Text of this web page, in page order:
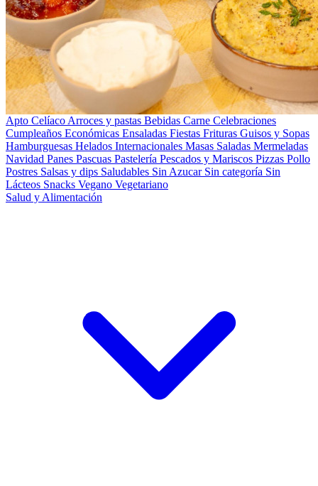
Apto Celíaco Arroces y pastas Bebidas Carne Celebraciones
Cumpleaños Económicas Ensaladas Fiestas Frituras Guisos y Sopas
Hamburguesas Helados Internacionales Masas Saladas Mermeladas
Navidad Panes Pascuas Pastelería Pescados y Mariscos Pizzas Pollo
Postres Salsas y dips Saludables Sin Azucar Sin categoría Sin
Lácteos Snacks Vegano Vegetariano
Salud y Alimentación